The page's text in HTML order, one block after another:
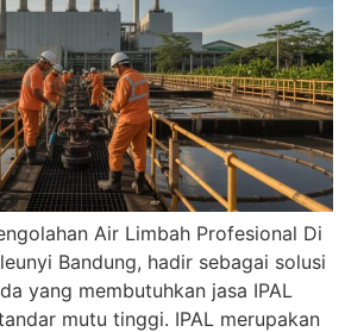
Air Limbah Profesional Di
Bandung, hadir sebagai solusi
yang membutuhkan jasa IPAL
mutu tinggi. IPAL merupakan